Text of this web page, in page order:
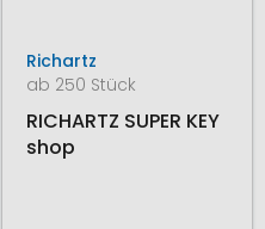
Richartz
ab 250 Stück
RICHARTZ SUPER KEY
shop